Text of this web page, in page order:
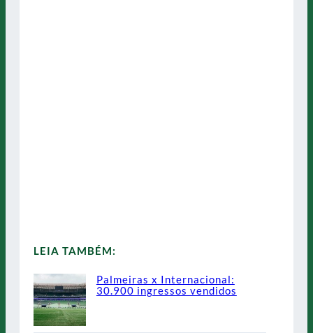
LEIA TAMBÉM:
Palmeiras x Internacional:
30.900 ingressos vendidos